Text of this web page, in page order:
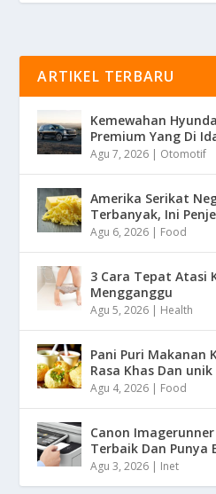
ARTIKEL TERBARU
Kemewahan
Premium Yang Di
Agu 7, 2026 | Otomotif
Amerika Serikat
Terbanyak, Ini
Agu 6, 2026 | Food
3 Cara Tepat Atasi
Mengganggu
Agu 5, 2026 | Health
Pani Puri Makanan
Rasa Khas Dan unik
Agu 4, 2026 | Food
Canon
Terbaik Dan Punya
Agu 3, 2026 | Inet